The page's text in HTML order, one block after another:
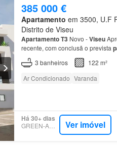
385 000 €
Apartamento em 3500, U.F
Distrito de Viseu
ApartamentoT3Novo -Viseu
recente, com conclusã o prevista
dispõ
varandas, permitin…
3 banheiros
122 m²
Ar Condicionado Varanda
Há 30+ dias
GREEN-ACRES Ver imóvel